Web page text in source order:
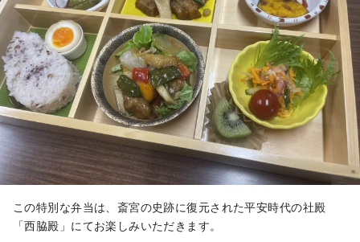
この特別な弁当は、斎宮の史跡に復元された平安時代の社殿
「西脇殿」にてお楽しみいただきます。